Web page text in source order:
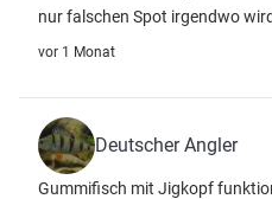
nur falschen Spot irgendwo
vor 1 Monat
Deutscher Angler
Gummifisch mit Jigkopf